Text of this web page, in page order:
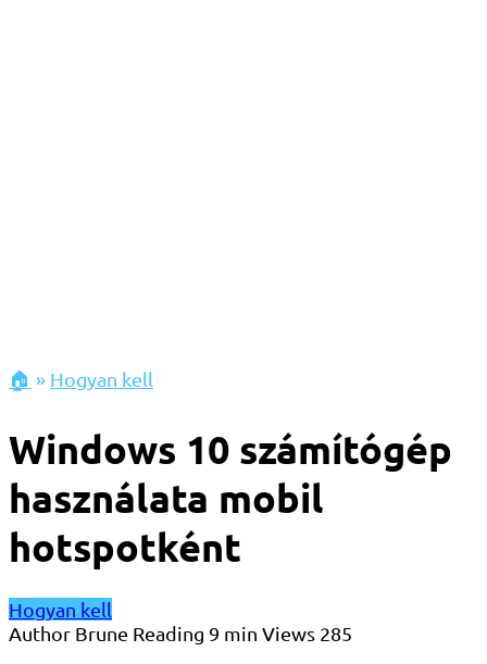
🏠 » Hogyan kell
Windows 10 számítógép
használata mobil
hotspotként
Hogyan kell
Author Brune Reading 9 min Views 285